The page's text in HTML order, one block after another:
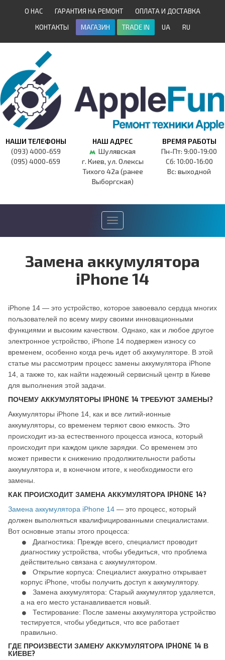
О НАС ГАРАНТИЯ НА РЕМОНТ
ОПЛАТА И ДОСТАВКА
КОНТАКТЫ
МАГАЗИН TRADE IN UA RU
НАШИ ТЕЛЕФОНЫ
(093) 4000-659
(095) 4000-659
НАШ АДРЕС
Шулявская
г. Киев, ул. Олексы
Тихого 42а (ранее
Выборгская)
ВРЕМЯ РАБОТЫ
Пн-Пт: 9:00-19:00
Сб: 10:00-16:00
Вс: выходной
Toggle
navigation
Замена аккумулятора
iPhone 14
iPhone 14 — это устройство, которое завоевало сердца многих
пользователей по всему миру своими инновационными
функциями и высоким качеством. Однако, как и любое другое
электронное устройство, iPhone 14 подвержен износу со
временем, особенно когда речь идет об аккумуляторе. В этой
статье мы рассмотрим процесс замены аккумулятора iPhone
14, а также то, как найти надежный сервисный центр в Киеве
для выполнения этой задачи.
ПОЧЕМУ АККУМУЛЯТОРЫ IPHONE 14 ТРЕБУЮТ ЗАМЕНЫ?
Аккумуляторы iPhone 14, как и все литий-ионные
аккумуляторы, со временем теряют свою емкость. Это
происходит из-за естественного процесса износа, который
происходит при каждом цикле зарядки. Со временем это
может привести к снижению продолжительности работы
аккумулятора и, в конечном итоге, к необходимости его
замены.
КАК ПРОИСХОДИТ ЗАМЕНА АККУМУЛЯТОРА IPHONE 14?
Замена аккумулятора iPhone 14 — это процесс, который
должен выполняться квалифицированными специалистами.
Вот основные этапы этого процесса:
Диагностика: Прежде всего, специалист проводит
диагностику устройства, чтобы убедиться, что проблема
действительно связана с аккумулятором.
Открытие корпуса: Специалист аккуратно открывает
корпус iPhone, чтобы получить доступ к аккумулятору.
Замена аккумулятора: Старый аккумулятор удаляется,
а на его место устанавливается новый.
Тестирование: После замены аккумулятора устройство
тестируется, чтобы убедиться, что все работает
правильно.
ГДЕ ПРОИЗВЕСТИ ЗАМЕНУ АККУМУЛЯТОРА IPHONE 14 В
КИЕВЕ?